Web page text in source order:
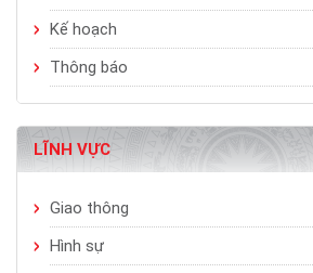
Kế hoạch
Thông báo
LĨNH VỰC
Giao thông
Hình sự